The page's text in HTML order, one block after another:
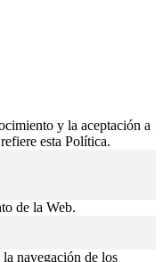
y la aceptación a
esta Política.
de la Web.
navegación de los